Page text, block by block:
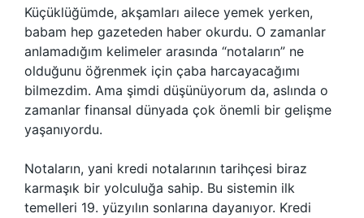
Küçüklüğümde, akşamları ailece yemek yerken,
babam hep gazeteden haber okurdu. O zamanlar
anlamadığım kelimeler arasında “notaların” ne
olduğunu öğrenmek için çaba harcayacağımı
bilmezdim. Ama şimdi düşünüyorum da, aslında o
zamanlar finansal dünyada çok önemli bir gelişme
yaşanıyordu.
Notaların, yani kredi notalarının tarihçesi biraz
karmaşık bir yolculuğa sahip. Bu sistemin ilk
temelleri 19. yüzyılın sonlarına dayanıyor. Kredi